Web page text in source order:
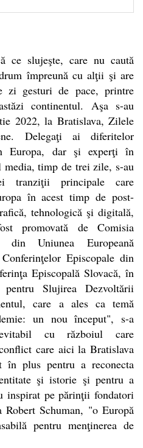
slujeşte, care nu caută
împreună cu alţii şi are
gesturi de pace, printre
continentul. Aşa s-au
2022, la Bratislava, Zilele
Delegaţi ai diferitelor
Europa, dar şi experţi în
timp de trei zile, s-au
tranziţii principale care
în acest timp de post-
tehnologică şi digitală,
promovată de Comisia
din Uniunea Europeană
Episcopale din
Episcopală Slovacă, în
Slujirea Dezvoltării
care a ales ca temă
un nou început", s-a
cu războiul care
care aici la Bratislava
în plus pentru a reconecta
şi istorie şi pentru a
inspirat pe părinţii fondatori
Robert Schuman, "o Europă
pentru menţinerea de